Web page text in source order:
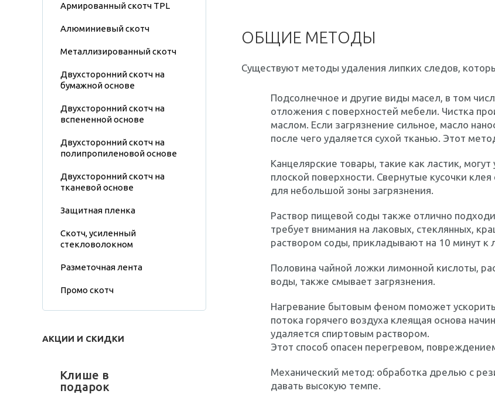
Армированный скотч TPL
Алюминиевый скотч
Металлизированный скотч
Двухсторонний скотч на
бумажной основе
Двухсторонний скотч на
вспененной основе
Двухсторонний скотч на
полипропиленовой основе
Двухсторонний скотч на
тканевой основе
Защитная пленка
Скотч, усиленный
стекловолокном
Разметочная лента
Промо скотч
АКЦИИ И СКИДКИ
Клише в
подарок
ОБЩИЕ МЕТОДЫ
Существуют методы удаления липких следов,
Подсолнечное и другие виды масел, в том
отложения с поверхностей мебели. Чистка
маслом. Если загрязнение сильное, масло
после чего удаляется сухой тканью. Этот
Канцелярские товары, такие как ластик,
плоской поверхности. Свернутые кусочки
для небольшой зоны загрязнения.
Раствор пищевой соды также отлично
требует внимания на лаковых, стеклянных,
раствором соды, прикладывают на 10 минут к
Половина чайной ложки лимонной кислоты,
воды, также смывает загрязнения.
Нагревание бытовым феном поможет
потока горячего воздуха клеящая основа
удаляется спиртовым раствором.
Этот способ опасен перегревом,
Механический метод: обработка дрелью с
давать высокую темпе.